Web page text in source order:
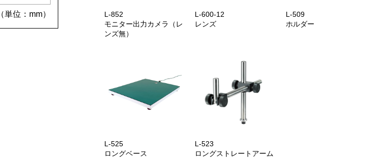
（単位：mm）
L-852
モニター出力カメラ（レ
ンズ無）
L-600-12
レンズ
L-509
ホルダー
L-525
ロングベース
L-523
ロングストレートアーム